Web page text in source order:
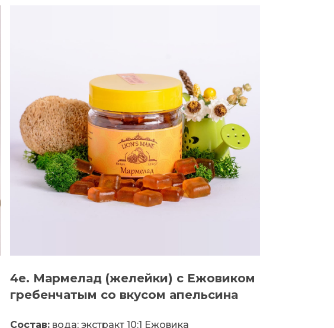
4e. Мармелад (желейки) с Ежовиком
гребенчатым со вкусом апельсина
Состав:вода; экстракт 10:1 Ежовика